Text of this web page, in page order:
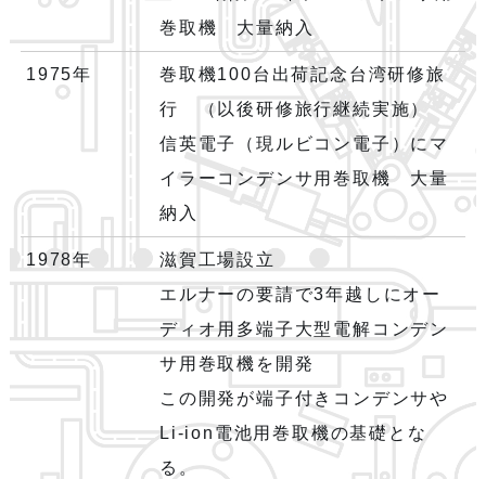
巻取機 大量納入
1975年
巻取機100台出荷記念台湾研修旅
行 （以後研修旅行継続実施）
信英電子（現ルビコン電子）にマ
イラーコンデンサ用巻取機 大量
納入
1978年
滋賀工場設立
エルナーの要請で3年越しにオー
ディオ用多端子大型電解コンデン
サ用巻取機を開発
この開発が端子付きコンデンサや
Li-ion電池用巻取機の基礎とな
る。